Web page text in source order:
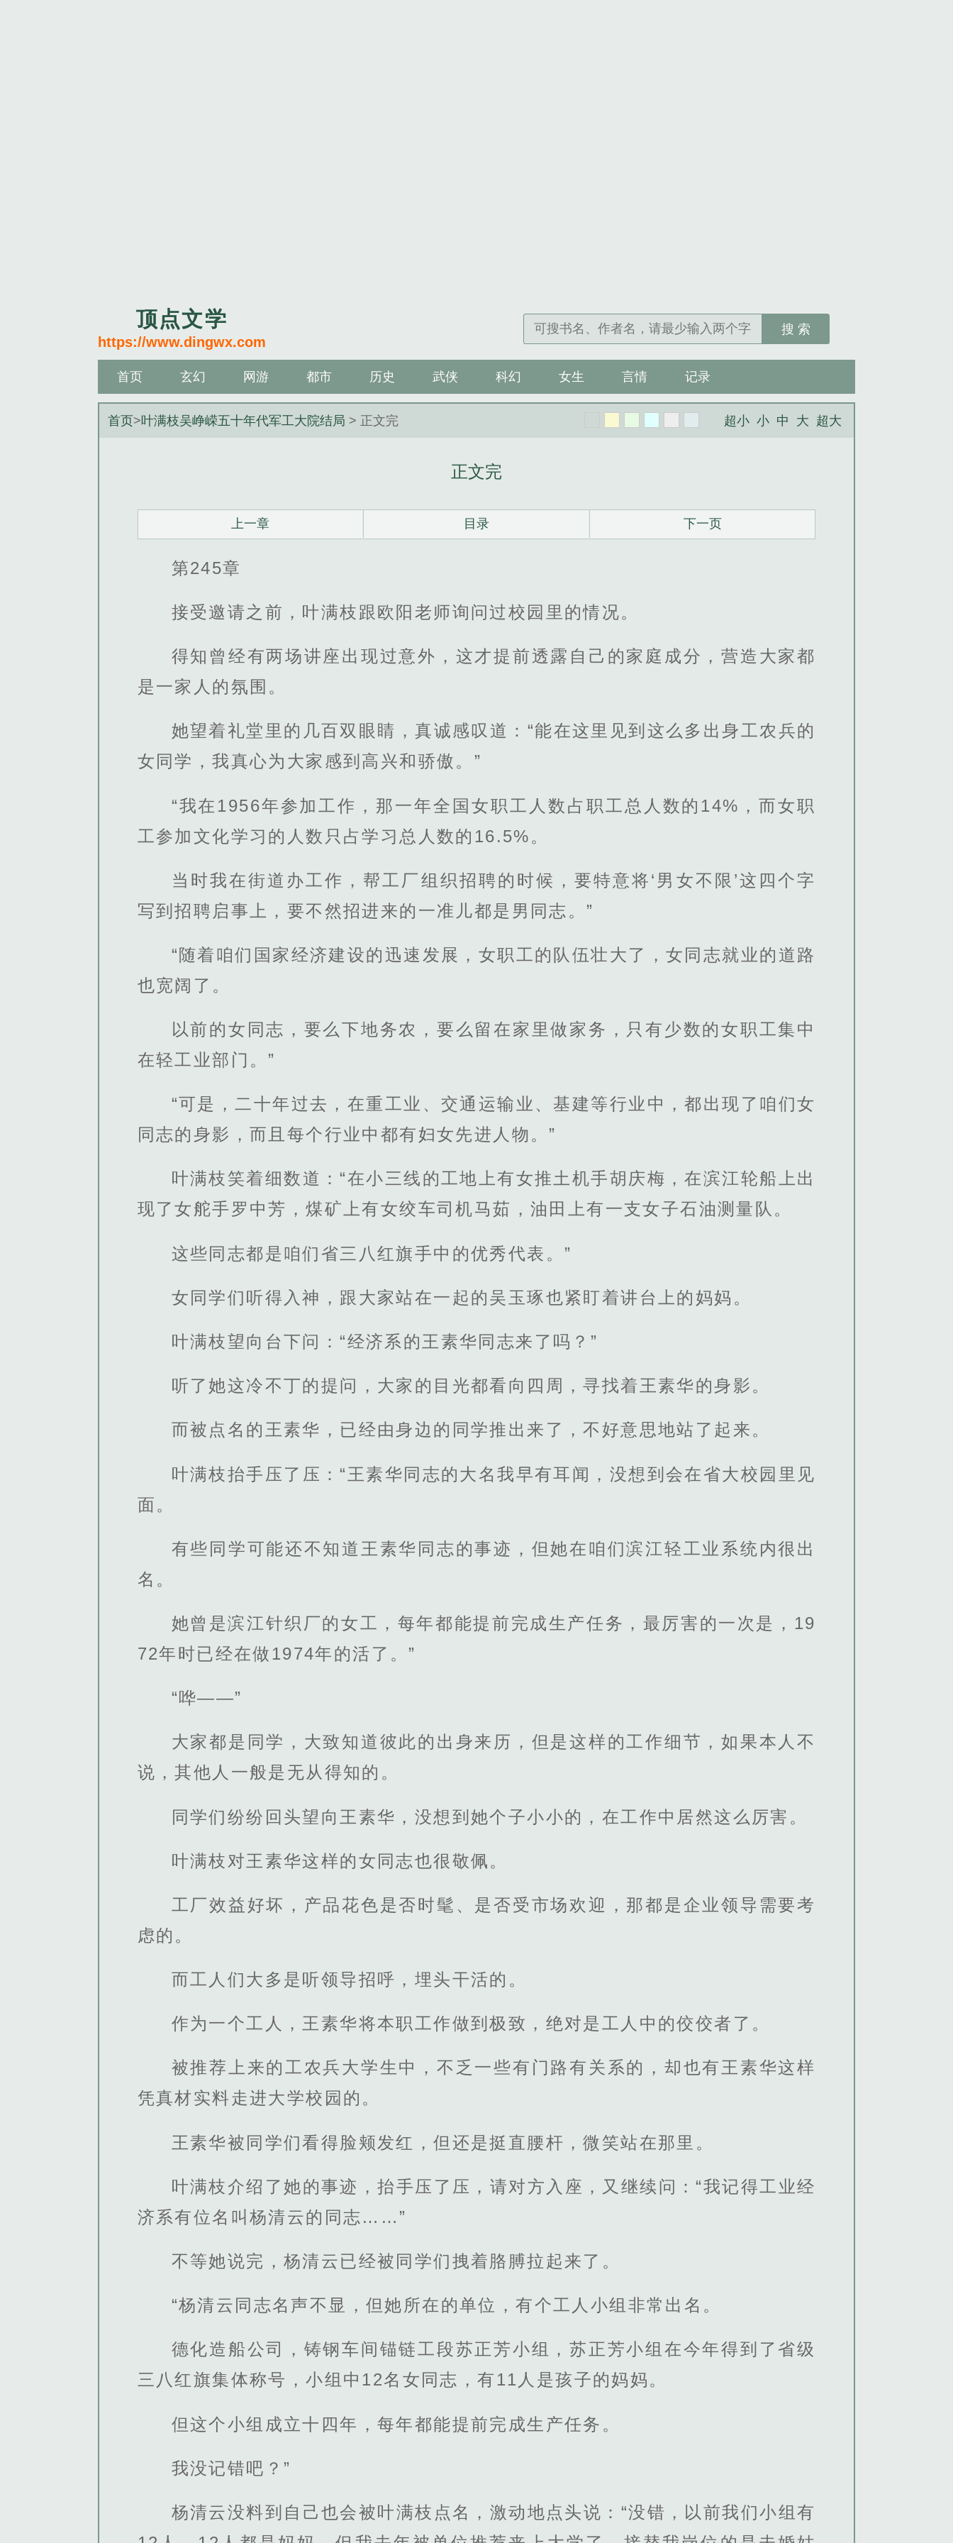
顶点文学
https://www.dingwx.com
搜 索
首页 玄幻 网游 都市 历史 武侠 科幻 女生 言情 记录
首页>叶满枝吴峥嵘五十年代军工大院结局 > 正文完 超小 小 中 大 超大
正文完
上一章 目录 下一页
第245章
接受邀请之前，叶满枝跟欧阳老师询问过校园里的情况。
得知曾经有两场讲座出现过意外，这才提前透露自己的家庭成分，营造大家都
是一家人的氛围。
她望着礼堂里的几百双眼睛，真诚感叹道：“能在这里见到这么多出身工农兵的
女同学，我真心为大家感到高兴和骄傲。”
“我在1956年参加工作，那一年全国女职工人数占职工总人数的14%，而女职
工参加文化学习的人数只占学习总人数的16.5%。
当时我在街道办工作，帮工厂组织招聘的时候，要特意将‘男女不限’这四个字
写到招聘启事上，要不然招进来的一准儿都是男同志。”
“随着咱们国家经济建设的迅速发展，女职工的队伍壮大了，女同志就业的道路
也宽阔了。
以前的女同志，要么下地务农，要么留在家里做家务，只有少数的女职工集中
在轻工业部门。”
“可是，二十年过去，在重工业、交通运输业、基建等行业中，都出现了咱们女
同志的身影，而且每个行业中都有妇女先进人物。”
叶满枝笑着细数道：“在小三线的工地上有女推土机手胡庆梅，在滨江轮船上出
现了女舵手罗中芳，煤矿上有女绞车司机马茹，油田上有一支女子石油测量队。
这些同志都是咱们省三八红旗手中的优秀代表。”
女同学们听得入神，跟大家站在一起的吴玉琢也紧盯着讲台上的妈妈。
叶满枝望向台下问：“经济系的王素华同志来了吗？”
听了她这冷不丁的提问，大家的目光都看向四周，寻找着王素华的身影。
而被点名的王素华，已经由身边的同学推出来了，不好意思地站了起来。
叶满枝抬手压了压：“王素华同志的大名我早有耳闻，没想到会在省大校园里见
面。
有些同学可能还不知道王素华同志的事迹，但她在咱们滨江轻工业系统内很出
名。
她曾是滨江针织厂的女工，每年都能提前完成生产任务，最厉害的一次是，19
72年时已经在做1974年的活了。”
“哗——”
大家都是同学，大致知道彼此的出身来历，但是这样的工作细节，如果本人不
说，其他人一般是无从得知的。
同学们纷纷回头望向王素华，没想到她个子小小的，在工作中居然这么厉害。
叶满枝对王素华这样的女同志也很敬佩。
工厂效益好坏，产品花色是否时髦、是否受市场欢迎，那都是企业领导需要考
虑的。
而工人们大多是听领导招呼，埋头干活的。
作为一个工人，王素华将本职工作做到极致，绝对是工人中的佼佼者了。
被推荐上来的工农兵大学生中，不乏一些有门路有关系的，却也有王素华这样
凭真材实料走进大学校园的。
王素华被同学们看得脸颊发红，但还是挺直腰杆，微笑站在那里。
叶满枝介绍了她的事迹，抬手压了压，请对方入座，又继续问：“我记得工业经
济系有位名叫杨清云的同志……”
不等她说完，杨清云已经被同学们拽着胳膊拉起来了。
“杨清云同志名声不显，但她所在的单位，有个工人小组非常出名。
德化造船公司，铸钢车间锚链工段苏正芳小组，苏正芳小组在今年得到了省级
三八红旗集体称号，小组中12名女同志，有11人是孩子的妈妈。
但这个小组成立十四年，每年都能提前完成生产任务。
我没记错吧？”
杨清云没料到自己也会被叶满枝点名，激动地点头说：“没错，以前我们小组有